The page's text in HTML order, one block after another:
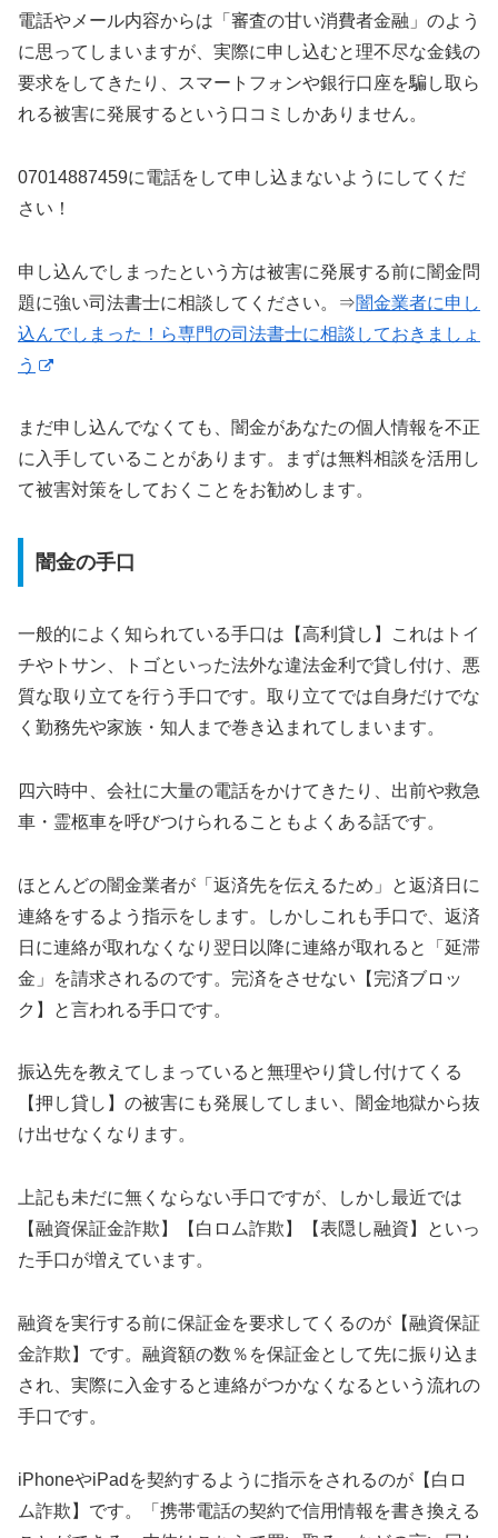
電話やメール内容からは「審査の甘い消費者金融」のよう
に思ってしまいますが、実際に申し込むと理不尽な金銭の
要求をしてきたり、スマートフォンや銀行口座を騙し取ら
れる被害に発展するという口コミしかありません。
07014887459に電話をして申し込まないようにしてくだ
さい！
申し込んでしまったという方は被害に発展する前に闇金問
題に強い司法書士に相談してください。⇒闇金業者に申し
込んでしまった！ら専門の司法書士に相談しておきましょ
う
まだ申し込んでなくても、闇金があなたの個人情報を不正
に入手していることがあります。まずは無料相談を活用し
て被害対策をしておくことをお勧めします。
闇金の手口
一般的によく知られている手口は【高利貸し】これはトイ
チやトサン、トゴといった法外な違法金利で貸し付け、悪
質な取り立てを行う手口です。取り立てでは自身だけでな
く勤務先や家族・知人まで巻き込まれてしまいます。
四六時中、会社に大量の電話をかけてきたり、出前や救急
車・霊柩車を呼びつけられることもよくある話です。
ほとんどの闇金業者が「返済先を伝えるため」と返済日に
連絡をするよう指示をします。しかしこれも手口で、返済
日に連絡が取れなくなり翌日以降に連絡が取れると「延滞
金」を請求されるのです。完済をさせない【完済ブロッ
ク】と言われる手口です。
振込先を教えてしまっていると無理やり貸し付けてくる
【押し貸し】の被害にも発展してしまい、闇金地獄から抜
け出せなくなります。
上記も未だに無くならない手口ですが、しかし最近では
【融資保証金詐欺】【白ロム詐欺】【表隠し融資】といっ
た手口が増えています。
融資を実行する前に保証金を要求してくるのが【融資保証
金詐欺】です。融資額の数％を保証金として先に振り込ま
され、実際に入金すると連絡がつかなくなるという流れの
手口です。
iPhoneやiPadを契約するように指示をされるのが【白ロ
ム詐欺】です。「携帯電話の契約で信用情報を書き換える